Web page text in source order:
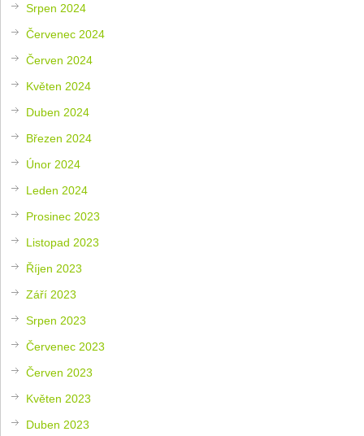
Srpen 2024
Červenec 2024
Červen 2024
Květen 2024
Duben 2024
Březen 2024
Únor 2024
Leden 2024
Prosinec 2023
Listopad 2023
Říjen 2023
Září 2023
Srpen 2023
Červenec 2023
Červen 2023
Květen 2023
Duben 2023